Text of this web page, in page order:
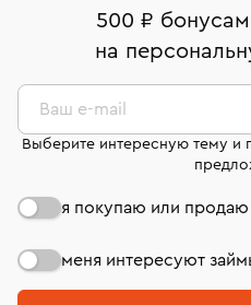
500 ₽
на
Ваш e-mail
Выберите интересную тему и
я покупаю или
меня интересуют